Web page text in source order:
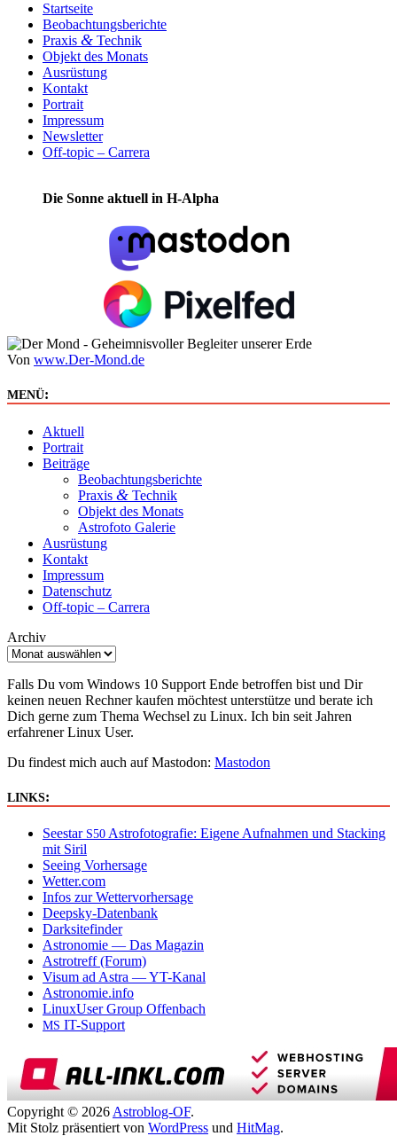
Startseite
Beobachtungsberichte
Praxis & Technik
Objekt des Monats
Ausrüstung
Kontakt
Portrait
Impressum
Newsletter
Off-topic – Carrera
Die Sonne aktuell in H-Alpha
Von www.Der-Mond.de
MENÜ:
Aktuell
Portrait
Beiträge
Beobachtungsberichte
Praxis & Technik
Objekt des Monats
Astrofoto Galerie
Ausrüstung
Kontakt
Impressum
Datenschutz
Off-topic – Carrera
Archiv
Falls Du vom Windows 10 Support Ende betroffen bist und Dir
keinen neuen Rechner kaufen möchtest unterstütze und berate ich
Dich gerne zum Thema Wechsel zu Linux. Ich bin seit Jahren
erfahrener Linux User.
Du findest mich auch auf Mastodon: Mastodon
LINKS:
Seestar S50 Astrofotografie: Eigene Aufnahmen und Stacking
mit Siril
Seeing Vorhersage
Wetter.com
Infos zur Wettervorhersage
Deepsky-Datenbank
Darksitefinder
Astronomie — Das Magazin
Astrotreff (Forum)
Visum ad Astra — YT-Kanal
Astronomie.info
LinuxUser Group Offenbach
MS IT-Support
Copyright © 2026 Astroblog-OF.
Mit Stolz präsentiert von WordPress und HitMag.